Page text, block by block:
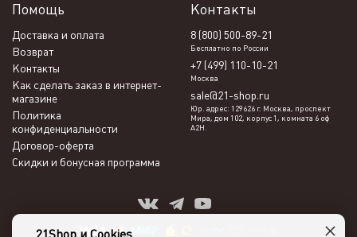
Помощь
Доставка и оплата
Возврат
Контакты
Как сделать заказ в интернет-
магазине
Политика
конфиденциальности
Договор-оферта
Скидки и бонусная программа
Контакты
8 (800) 500-89-21
Бесплатно по России
+7 (499) 110-10-21
Москва
sale@21-shop.ru
Юр. адрес: 129626 г. Москва, проспект
Мира, дом 102, корпус 1, комната 6 оф
А2Н.
×